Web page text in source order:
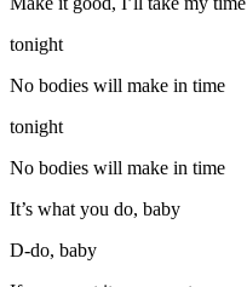
tonight
No bodies will make in time
tonight
No bodies will make in time
It’s what you do, baby
D-do, baby